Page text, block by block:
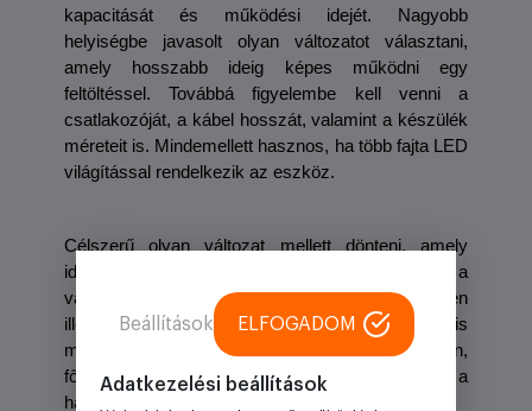
kapacitását és működési idejét. Nagyobb
helyiségbe javasolt olyan változatot választani,
amely hosszabb ideig képes működni egy
feltöltéssel. Továbbá figyelembe kell venni a
csatlakozóját, a kábel hosszát, valamint a készülék
méreteit is. Mindemellett hasznos, ha több fajta LED
világítással rendelkezik az eszköz.
Célszerű olyan változat mellett dönteni, amely
időzíthető. Továbbá azt is figyelembe kell venni a
választás során, hogy az adott készülék milyen
illóolajokkal használható. A zajszint szerepe is
meghatározó, a csendes működés nélkülözhetetlen,
főleg, ha éjszaka vagy munka közben kerül sor a
használatára.
Adatkezelési beállítások
Beállítások ELFOGADOM